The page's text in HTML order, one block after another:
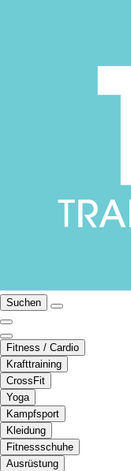
Suchen
Fitness / Cardio
Krafttraining
CrossFit
Yoga
Kampfsport
Kleidung
Fitnessschuhe
Ausrüstung